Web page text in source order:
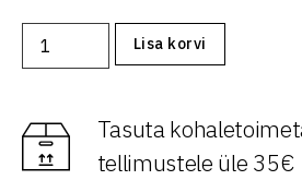
Lisa korvi
Tasuta
tellimustele üle 35€